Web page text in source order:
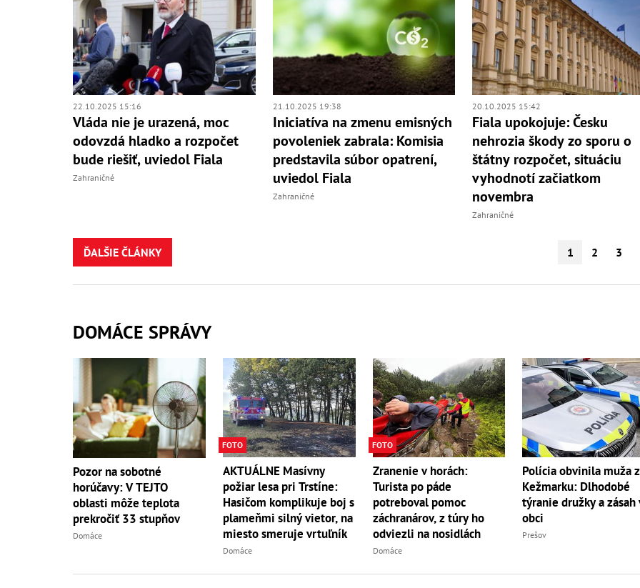
22.10.2025 15:16
Vláda nie je urazená, moc
odovzdá hladko a rozpočet
bude riešiť, uviedol Fiala
Zahraničné
21.10.2025 19:38
Iniciatíva na zmenu emisných
povoleniek zabrala: Komisia
predstavila súbor opatrení,
uviedol Fiala
Zahraničné
20.10.2025 15:42
Fiala upokojuje: Česku
nehrozia škody zo sporu o
štátny rozpočet, situáciu
vyhodnotí začiatkom
novembra
Zahraničné
ĎALŠIE ČLÁNKY 1 2 3
DOMÁCE SPRÁVY
Pozor na sobotné
horúčavy: V TEJTO
oblasti môže teplota
prekročiť 33 stupňov
Domáce
FOTO
AKTUÁLNE Masívny
požiar lesa pri Trstíne:
Hasičom komplikuje boj s
plameňmi silný vietor, na
miesto smeruje vrtuľník
Domáce
FOTO
Zranenie v horách:
Turista po páde
potreboval pomoc
záchranárov, z túry ho
odviezli na nosidlách
Domáce
Polícia obvinila muža z
Kežmarku: Dlhodobé
týranie družky a zásah
obci
Prešov